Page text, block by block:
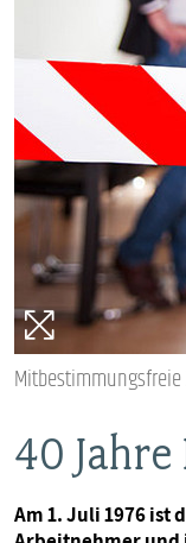
40
Am 1. Juli 1976 ist